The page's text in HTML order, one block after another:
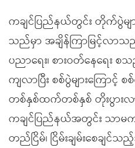
ကချင်ပြည်နယ်တွင်း တိုက်ပွဲမျာ
သည်မှာ အချိန်ကြာမြင့်လာသည်
ပညာရေး၊ စားဝတ်နေရေး
ကျလာပြီး စစ်ပွဲများကြောင့်
တစ်နှစ်ထက်တစ်နှစ် တိုးပွားလ
ကချင်ပြည်နယ်အတွင်း သာမ
တည်ငြိမ်၊ ငြိမ်းချမ်းစေချ